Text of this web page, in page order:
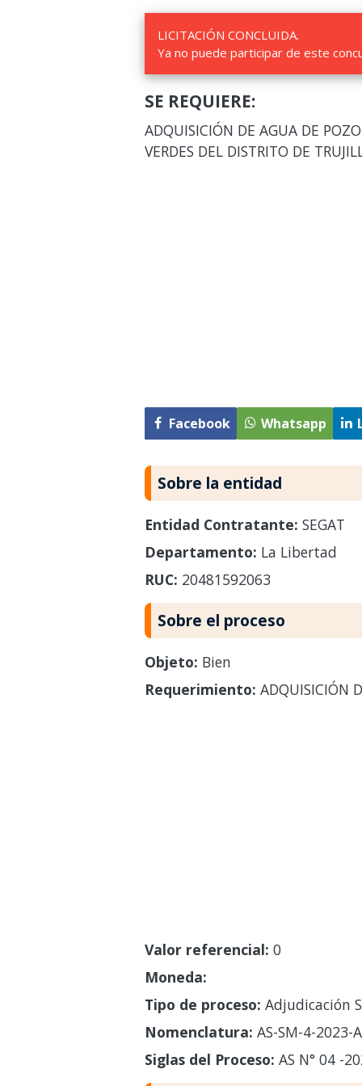
LICITACIÓN CONCLUIDA.
Ya no puede participar de este
SE REQUIERE:
ADQUISICIÓN DE AGUA DE
VERDES DEL DISTRITO DE
Facebook Whatsapp
Sobre la entidad
Entidad Contratante: SEGAT
Departamento: La Libertad
RUC: 20481592063
Sobre el proceso
Objeto: Bien
Requerimiento: ADQUISICIÓN
Valor referencial: 0
Moneda:
Tipo de proceso: Adjudicación
Nomenclatura: AS-SM-4-2023-
Siglas del Proceso: AS N° 04 -